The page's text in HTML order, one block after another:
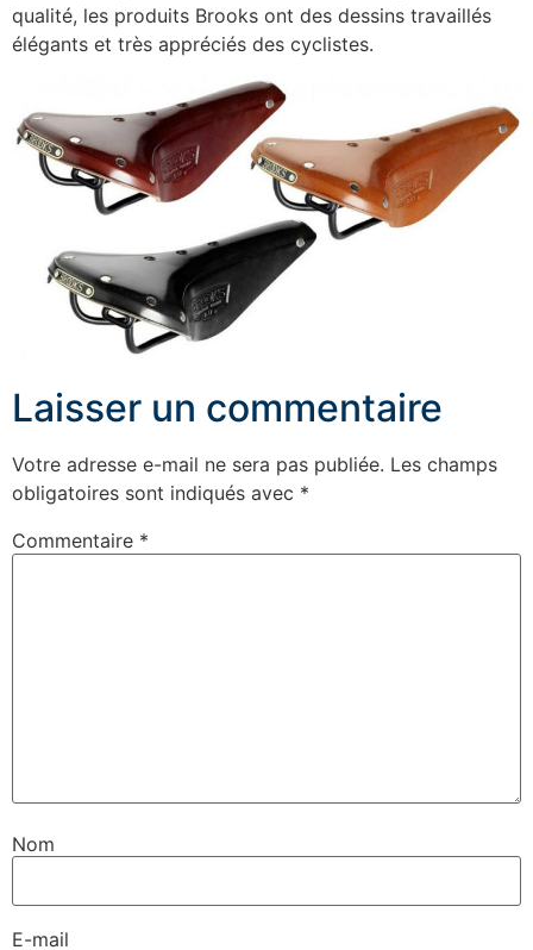
qualité, les produits Brooks ont des dessins travaillés
élégants et très appréciés des cyclistes.
Laisser un commentaire
Votre adresse e-mail ne sera pas publiée. Les champs
obligatoires sont indiqués avec *
Commentaire *
Nom
E-mail